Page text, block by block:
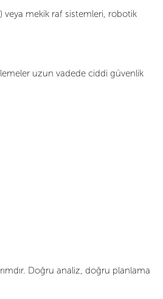
veya mekik raf sistemleri, robotik
uzun vadede ciddi güvenlik
Doğru analiz, doğru planlama